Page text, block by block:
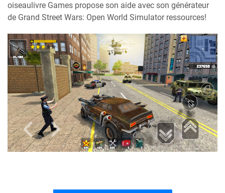
oiseaulivre Games propose son aide avec son générateur
de Grand Street Wars: Open World Simulator ressources!